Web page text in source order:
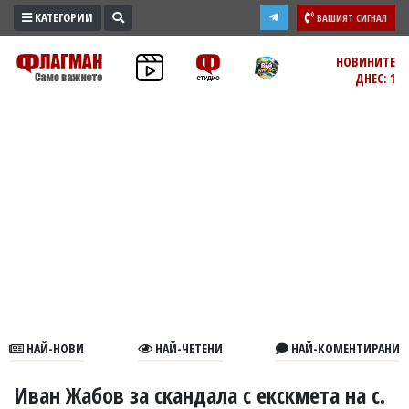
ПРОМО
ЗОНА
В
КАТЕГОРИИ ВАШИЯТ СИГНАЛ
НОВИНИТЕ
ДНЕС: 1
НАЙ-НОВИ НАЙ-ЧЕТЕНИ НАЙ-КОМЕНТИРАНИ
Иван Жабов за скандала с екскмета на с.